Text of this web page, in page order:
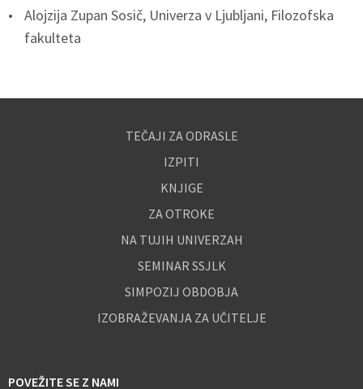
Alojzija Zupan Sosič, Univerza v Ljubljani, Filozofska
fakulteta
TEČAJI ZA ODRASLE
IZPITI
KNJIGE
ZA OTROKE
NA TUJIH UNIVERZAH
SEMINAR SSJLK
SIMPOZIJ OBDOBJA
IZOBRAŽEVANJA ZA UČITELJE
POVEŽITE SE Z NAMI